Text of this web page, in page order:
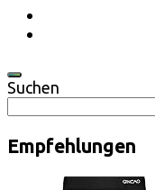
Suchen
Empfehlungen